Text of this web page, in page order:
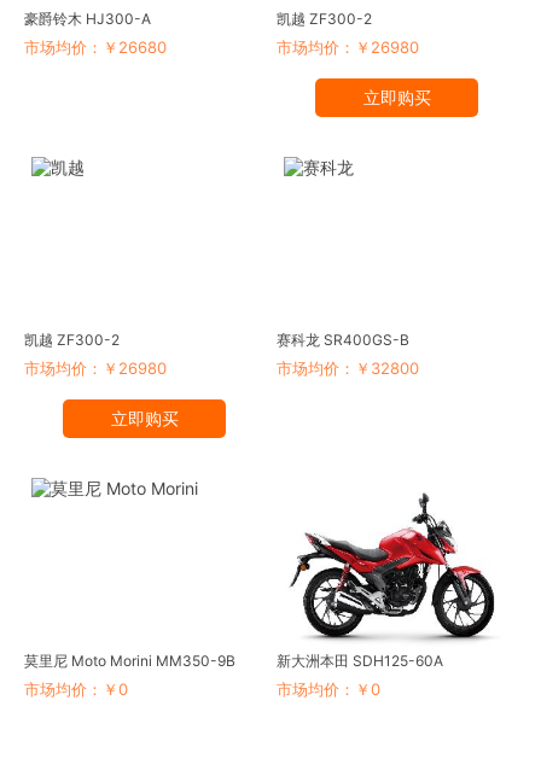
豪爵铃木 HJ300-A
市场均价：￥26680
凯越 ZF300-2
市场均价：￥26980
立即购买
凯越 ZF300-2
市场均价：￥26980
立即购买
赛科龙 SR400GS-B
市场均价：￥32800
莫里尼 Moto Morini MM350-9B
市场均价：￥0
新大洲本田 SDH125-60A
市场均价：￥0